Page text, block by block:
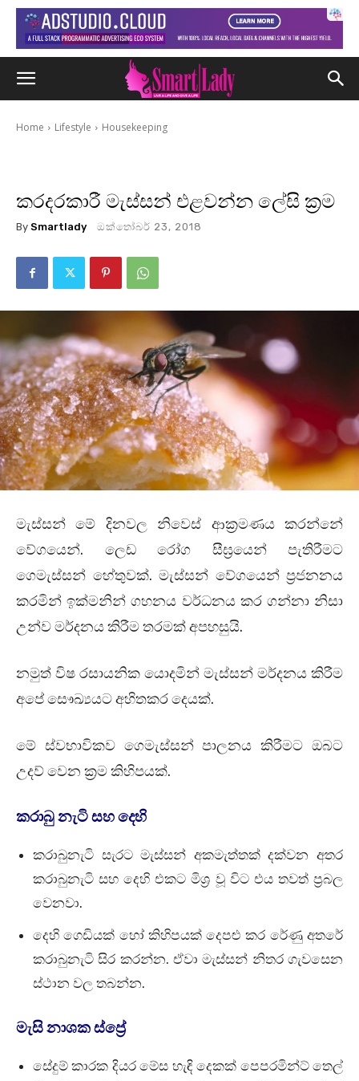
Home Lifestyle Housekeeping
කරදරකාරී මැස්සන් එළවන්න ලේසි ක්‍රම
By Smartlady ඔක්තෝබර් 23, 2018
මැස්සන් මේ දිනවල නිවෙස් ආක්‍රමණය කරන්නේ
වේගයෙන්. ලෙඩ රෝග සීඝ්‍රයෙන් පැතිරීමට
ගෙමැස්සන් හේතුවක්. මැස්සන් වේගයෙන් ප්‍රජනනය
කරමින් ඉක්මනින් ගහනය වර්ධනය කර ගන්නා නිසා
උන්ව මර්දනය කිරීම තරමක් අපහසුයි.
නමුත් විෂ රසායනික යොදමින් මැස්සන් මර්දනය කිරීම
අපේ සෞඛ්‍යයට අහිතකර දෙයක්.
මේ ස්වභාවිකව ගෙමැස්සන් පාලනය කිරීමට ඔබට
උදව් වෙන ක්‍රම කිහිපයක්.
කරාබු නැටි සහ දෙහි
කරාබුනැටි සැරට මැස්සන් අකමැත්තක් දක්වන අතර
කරාබුනැටි සහ දෙහි එකට මිශ්‍ර වූ විට එය තවත් ප්‍රබල
වෙනවා.
දෙහි ගෙඩියක් හෝ කිහිපයක් දෙපළු කර රේණු අතරේ
කරාබුනැටි සිර කරන්න. ඒවා මැස්සන් නිතර ගැවසෙන
ස්ථාන වල තබන්න.
මැසි නාශක ස්ප්‍රේ
සේදුම් කාරක දියර මේස හැඳි දෙකක් පෙපරමින්ට් තෙල්